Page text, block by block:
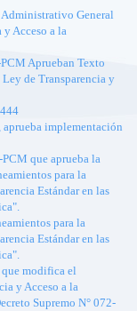
General
y Acceso a la
Aprueban Texto
de Transparencia y
aprueba implementación
que aprueba la
para la
Estándar en las
para la
Estándar en las
modifica el
y Acceso a la
Supremo N° 072-